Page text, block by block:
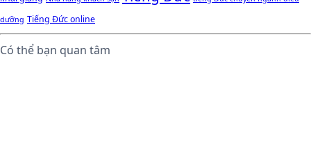
dưỡng Tiếng Đức online
Có thể bạn quan tâm